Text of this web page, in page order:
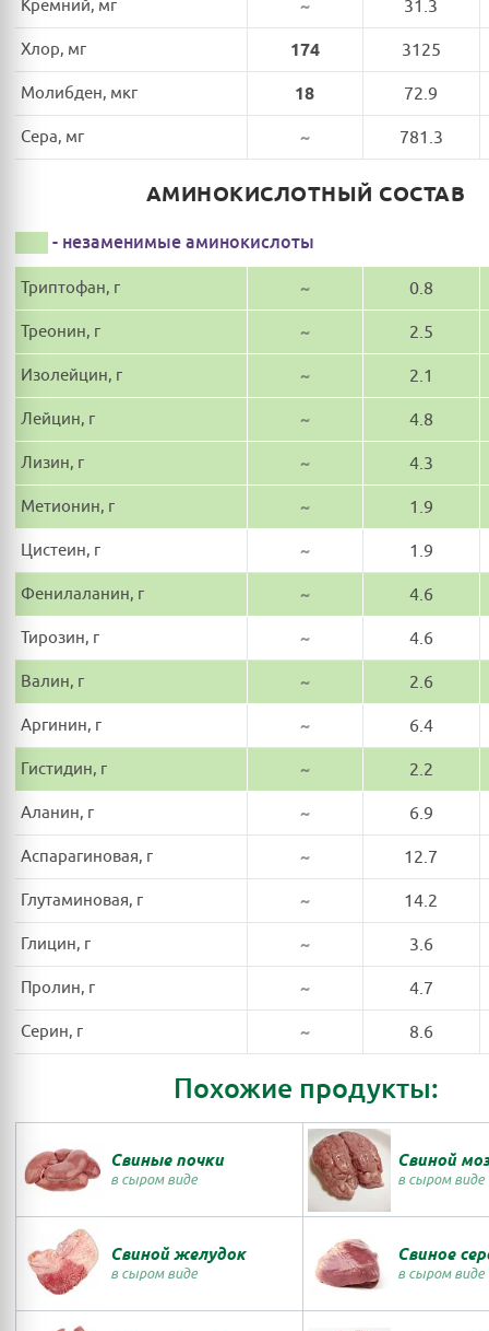
Кремний, мг ~ 31.3
Хлор, мг 174 3125
Молибден, мкг 18 72.9
Сера, мг ~ 781.3
АМИНОКИСЛОТНЫЙ СОСТАВ
- незаменимые аминокислоты
Триптофан, г ~ 0.8
Треонин, г ~ 2.5
Изолейцин, г ~ 2.1
Лейцин, г ~ 4.8
Лизин, г ~ 4.3
Метионин, г ~ 1.9
Цистеин, г ~ 1.9
Фенилаланин, г ~ 4.6
Тирозин, г ~ 4.6
Валин, г ~ 2.6
Аргинин, г ~ 6.4
Гистидин, г ~ 2.2
Аланин, г ~ 6.9
Аспарагиновая, г ~ 12.7
Глутаминовая, г ~ 14.2
Глицин, г ~ 3.6
Пролин, г ~ 4.7
Серин, г ~ 8.6
Похожие продукты:
Свиные почки
в сыром виде
Свиной
в сыром виде
Свиной желудок
в сыром виде
Свиное
в сыром виде